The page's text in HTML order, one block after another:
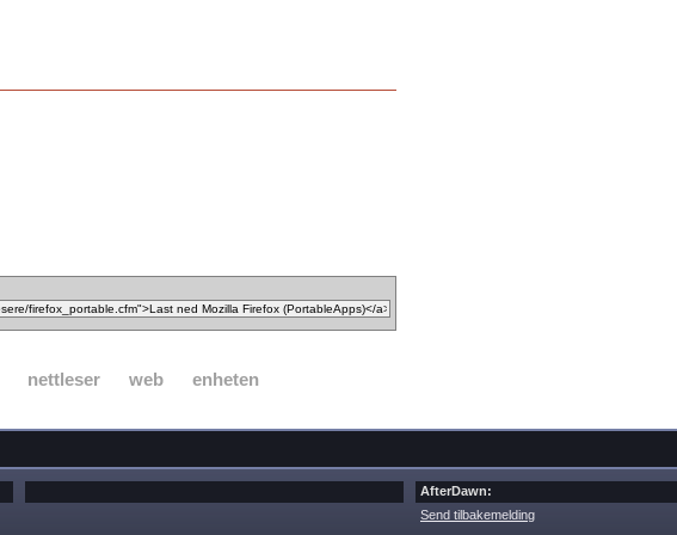
nettleser web enheten
AfterDawn:
Send tilbakemelding